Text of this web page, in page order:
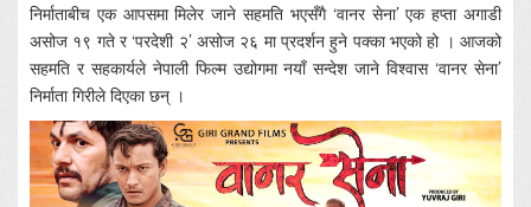
निर्माताबीच एक आपसमा मिलेर जाने सहमति भएसँगै ‘वानर सेना’ एक हप्ता अगाडी
असोज १९ गते र ‘परदेशी २’ असोज २६ मा प्रदर्शन हुने पक्का भएको हो । आजको
सहमति र सहकार्यले नेपाली फिल्म उद्योगमा नयाँ सन्देश जाने विश्वास ‘वानर सेना’
निर्माता गिरीले दिएका छन् ।